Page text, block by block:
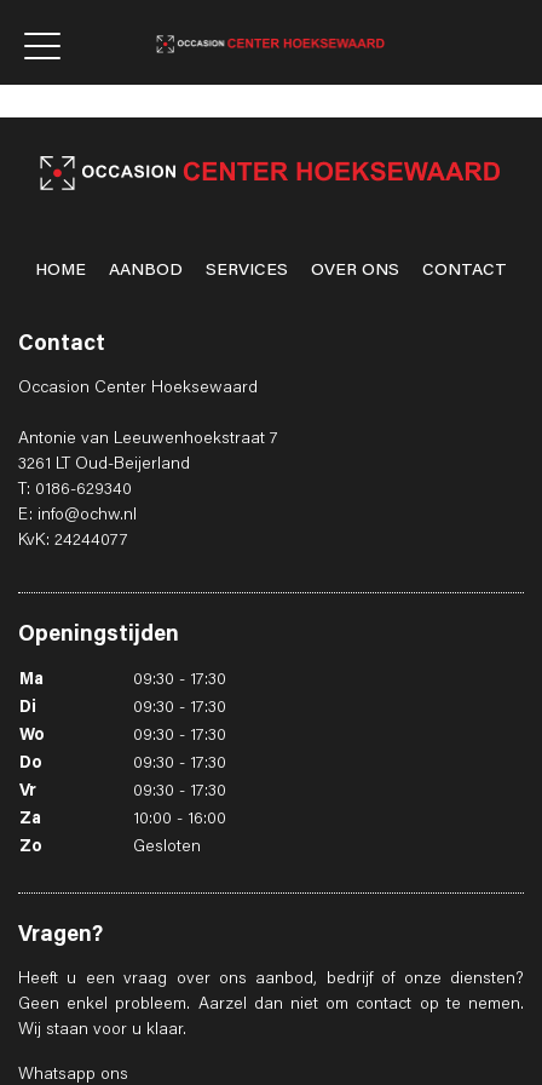
HOME AANBOD SERVICES OVER ONS CONTACT
Contact
Occasion Center Hoeksewaard
Antonie van Leeuwenhoekstraat 7
3261 LT Oud-Beijerland
T: 0186-629340
E: info@ochw.nl
KvK: 24244077
Openingstijden
Ma
09:30 - 17:30
Di
09:30 - 17:30
Wo
09:30 - 17:30
Do
09:30 - 17:30
Vr
09:30 - 17:30
Za
10:00 - 16:00
Zo
Gesloten
Vragen?
Heeft u een vraag over ons aanbod, bedrijf of onze diensten?
Geen enkel probleem. Aarzel dan niet om contact op te nemen.
Wij staan voor u klaar.
Whatsapp ons